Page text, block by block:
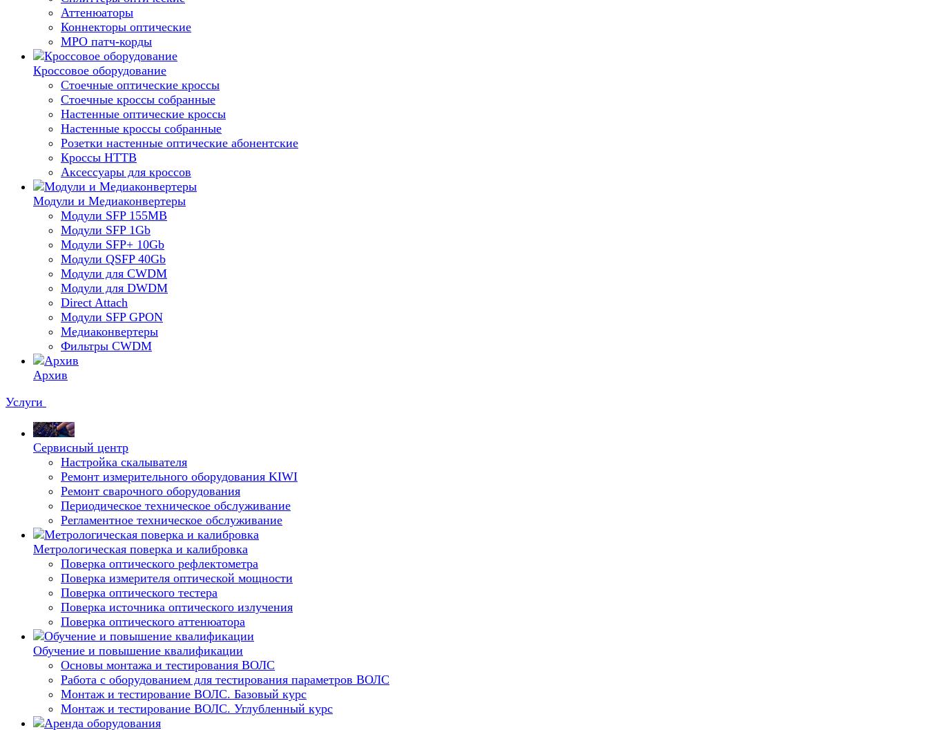
Аттенюаторы
Коннекторы оптические
MPO патч-корды
Кроссовое оборудование
Стоечные оптические кроссы
Стоечные кроссы собранные
Настенные оптические кроссы
Настенные кроссы собранные
Розетки настенные оптические абонентские
Кроссы HTTB
Аксессуары для кроссов
Модули и Медиаконвертеры
Модули SFP 155MB
Модули SFP 1Gb
Модули SFP+ 10Gb
Модули QSFP 40Gb
Модули для CWDM
Модули для DWDM
Direct Attach
Модули SFP GPON
Медиаконвертеры
Фильтры CWDM
Архив
Услуги
Сервисный центр
Настройка скалывателя
Ремонт измерительного оборудования KIWI
Ремонт сварочного оборудования
Периодическое техническое обслуживание
Регламентное техническое обслуживание
Метрологическая поверка и калибровка
Поверка оптического рефлектометра
Поверка измерителя оптической мощности
Поверка оптического тестера
Поверка источника оптического излучения
Поверка оптического аттенюатора
Обучение и повышение квалификации
Основы монтажа и тестирования ВОЛС
Работа с оборудованием для тестирования параметров ВОЛС
Монтаж и тестирование ВОЛС. Базовый курс
Монтаж и тестирование ВОЛС. Углубленный курс